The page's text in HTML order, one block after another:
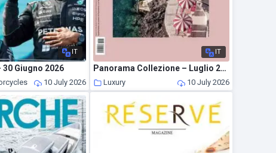
IT
Giugno 2026
10 July 2026
IT
Panorama Collezione – Luglio 2026
Luxury 10 July 2026